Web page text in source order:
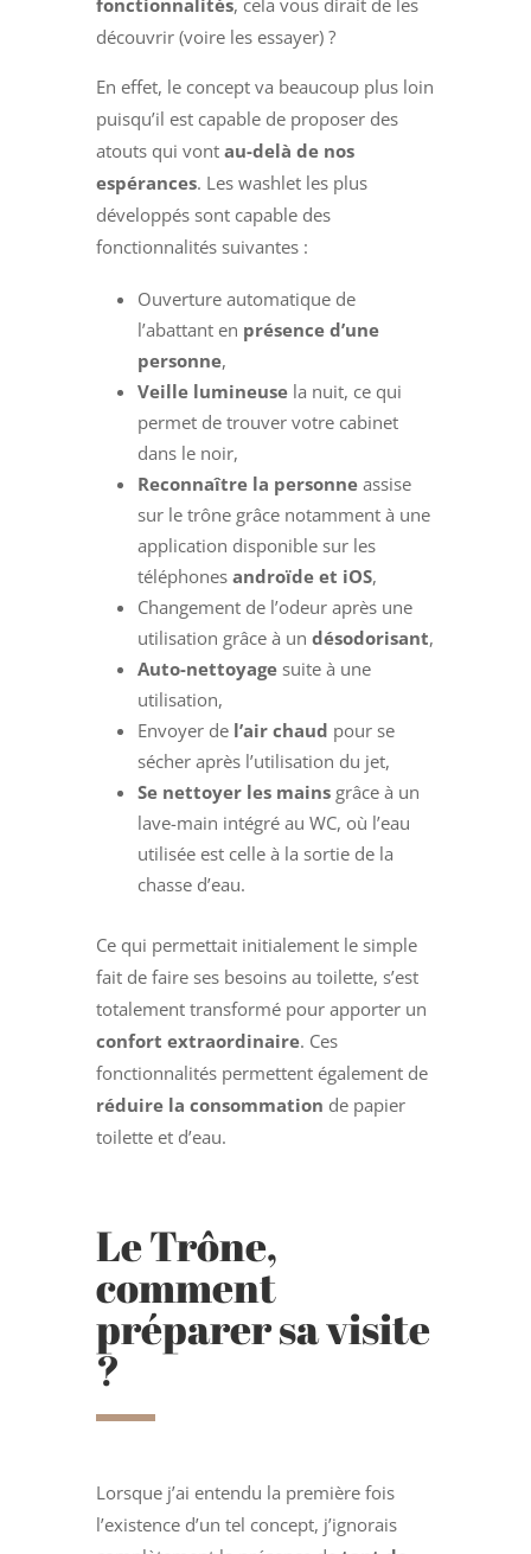
fonctionnalités, cela vous dirait de les
découvrir (voire les essayer) ?
En effet, le concept va beaucoup plus loin
puisqu’il est capable de proposer des
atouts qui vont au-delà de nos
espérances. Les washlet les plus
développés sont capable des
fonctionnalités suivantes :
Ouverture automatique de
l’abattant en présence d’une
personne,
Veille lumineusela nuit, ce qui
permet de trouver votre cabinet
dans le noir,
Reconnaître la personneassise
sur le trône grâce notamment à une
application disponible sur les
téléphones androïde et iOS,
Changement de l’odeur après une
utilisation grâce à un désodorisant,
Auto-nettoyagesuite à une
utilisation,
Envoyer de l’air chaud pour se
sécher après l’utilisation du jet,
Se nettoyer les mainsgrâce à un
lave-main intégré au WC, où l’eau
utilisée est celle à la sortie de la
chasse d’eau.
Ce qui permettait initialement le simple
fait de faire ses besoins au toilette, s’est
totalement transformé pour apporter un
confort extraordinaire. Ces
fonctionnalités permettent également de
réduire la consommation de papier
toilette et d’eau.
Le Trône,
comment
préparer sa visite
?
Lorsque j’ai entendu la première fois
l’existence d’un tel concept, j’ignorais